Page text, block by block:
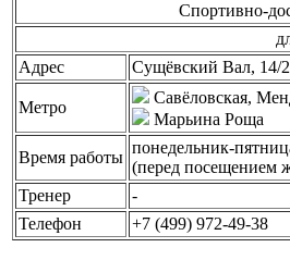
Спортивно-
Адрес
Сущёвский Вал, 14/
Метро
Савёловская,
Марьина Роща
Время работы
понедельник-
(перед посещением
Тренер
-
Телефон
+7 (499) 972-49-38